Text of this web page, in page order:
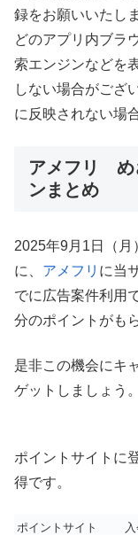
録をお願いいたし
どのアプリ内ブラ
索エンジンなどを
しない場合がござ
に反映されない場
アメフリ め
ンまとめ
2025年9月1日（月
に、 アメフリ に当
でに広告案件利用
分のポイントがも
是非この機会にキ
ゲットしましょう。
ポイントサイトに
得です。
ポイントサイト